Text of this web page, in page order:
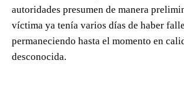
autoridades presumen de manera
víctima ya tenía varios días de haber
permaneciendo hasta el momento en
desconocida.